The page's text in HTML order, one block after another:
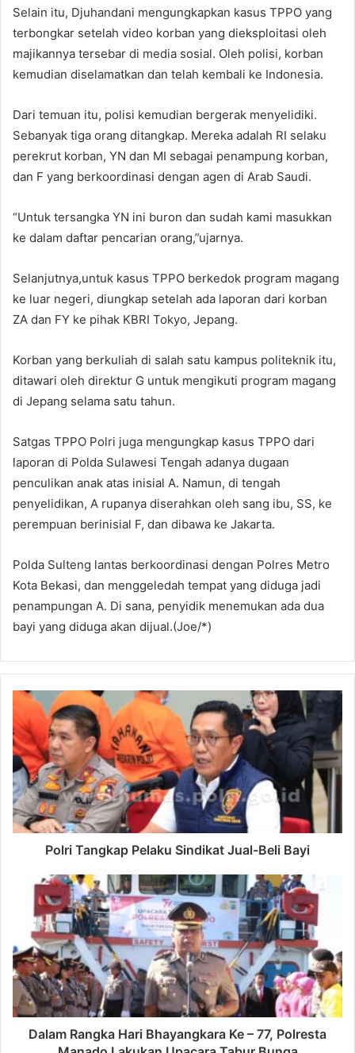
Selain itu, Djuhandani mengungkapkan kasus TPPO yang
terbongkar setelah video korban yang dieksploitasi oleh
majikannya tersebar di media sosial. Oleh polisi, korban
kemudian diselamatkan dan telah kembali ke Indonesia.
Dari temuan itu, polisi kemudian bergerak menyelidiki.
Sebanyak tiga orang ditangkap. Mereka adalah RI selaku
perekrut korban, YN dan MI sebagai penampung korban,
dan F yang berkoordinasi dengan agen di Arab Saudi.
“Untuk tersangka YN ini buron dan sudah kami masukkan
ke dalam daftar pencarian orang,”ujarnya.
Selanjutnya,untuk kasus TPPO berkedok program magang
ke luar negeri, diungkap setelah ada laporan dari korban
ZA dan FY ke pihak KBRI Tokyo, Jepang.
Korban yang berkuliah di salah satu kampus politeknik itu,
ditawari oleh direktur G untuk mengikuti program magang
di Jepang selama satu tahun.
Satgas TPPO Polri juga mengungkap kasus TPPO dari
laporan di Polda Sulawesi Tengah adanya dugaan
penculikan anak atas inisial A. Namun, di tengah
penyelidikan, A rupanya diserahkan oleh sang ibu, SS, ke
perempuan berinisial F, dan dibawa ke Jakarta.
Polda Sulteng lantas berkoordinasi dengan Polres Metro
Kota Bekasi, dan menggeledah tempat yang diduga jadi
penampungan A. Di sana, penyidik menemukan ada dua
bayi yang diduga akan dijual.(Joe/*)
Polri Tangkap Pelaku Sindikat Jual-Beli Bayi
Dalam Rangka Hari Bhayangkara Ke – 77, Polresta